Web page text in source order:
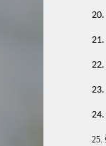
20.
21.
22.
23.
24.
25.